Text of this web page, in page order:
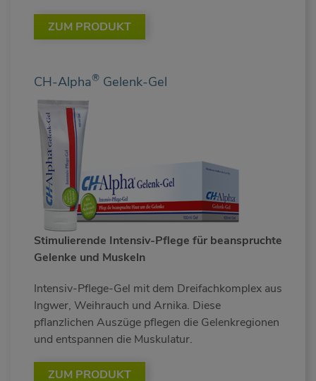
ZUM PRODUKT
CH-Alpha® Gelenk-Gel
Stimulierende Intensiv-Pflege für beanspruchte
Gelenke und Muskeln
Intensiv-Pflege-Gel mit dem Dreifachkomplex aus
Ingwer, Weihrauch und Arnika. Diese
pflanzlichen Auszüge pflegen die Gelenkregionen
und entspannen die Muskulatur.
ZUM PRODUKT